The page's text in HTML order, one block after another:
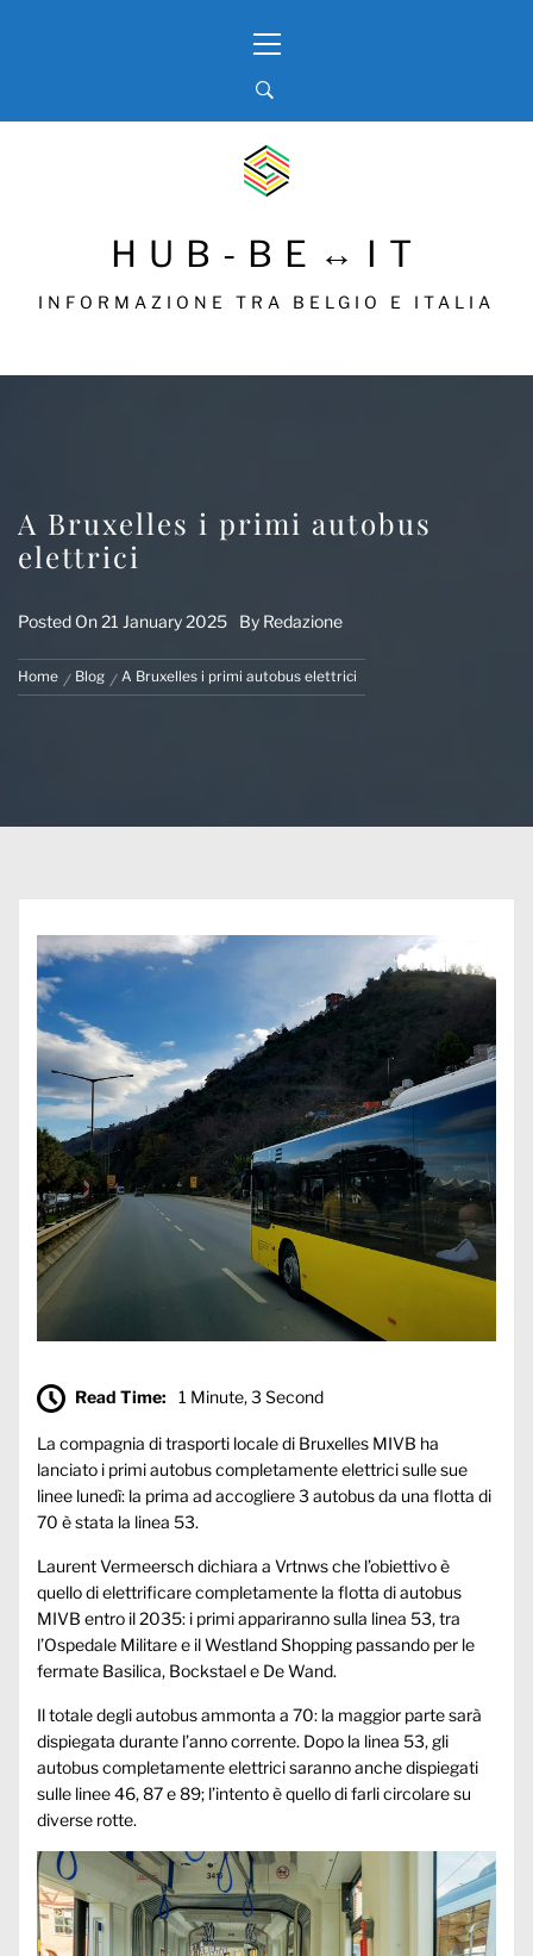
Menu
HUB-BE↔IT
INFORMAZIONE TRA BELGIO E ITALIA
A Bruxelles i primi autobus
elettrici
Posted On21 January 2025 By Redazione
Home Blog A Bruxelles i primi autobus elettrici
Read Time: 1 Minute, 3 Second
La compagnia di trasporti locale di Bruxelles MIVB ha
lanciato i primi autobus completamente elettrici sulle sue
linee lunedì: la prima ad accogliere 3 autobus da una flotta di
70 è stata la linea 53.
Laurent Vermeersch dichiara a Vrtnwsche l’obiettivo è
quello di elettrificare completamente la flotta di autobus
MIVB entro il 2035: i primi appariranno sulla linea 53, tra
l’Ospedale Militare e il Westland Shopping passando per le
fermate Basilica, Bockstael e De Wand.
Il totale degli autobus ammonta a 70: la maggior parte sarà
dispiegata durante l’anno corrente. Dopo la linea 53, gli
autobus completamente elettrici saranno anche dispiegati
sulle linee 46, 87 e 89; l’intento è quello di farli circolare su
diverse rotte.